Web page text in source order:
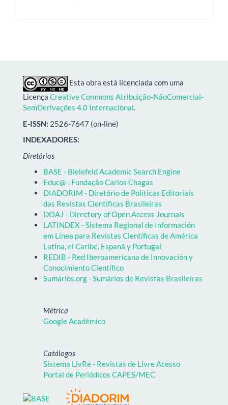
Esta obra está licenciada com uma
Licença Creative Commons Atribuição-NãoComercial-
SemDerivações 4.0 Internacional.
E-ISSN: 2526-7647 (on-line)
INDEXADORES:
Diretórios
BASE - Bielefeld Academic Search Engine
Educ@ - Fundação Carlos Chagas
DIADORIM - Diretório de Políticas Editoriais
das Revistas Científicas Brasileiras
DOAJ - Directory of Open Access Journals
LATINDEX - Sistema Regional de Información
em Línea para Revistas Científicas de América
Latina, el Caribe, Espanã y Portugal
REDIB - Red Iberoamericana de Innovación y
Conocimiento Científico
Sumários.org - Sumários de Revistas Brasileiras
Métrica
Google Acadêmico
Catálogos
Sistema LivRe - Revistas de Livre Acesso
Portal de Periódicos CAPES/MEC